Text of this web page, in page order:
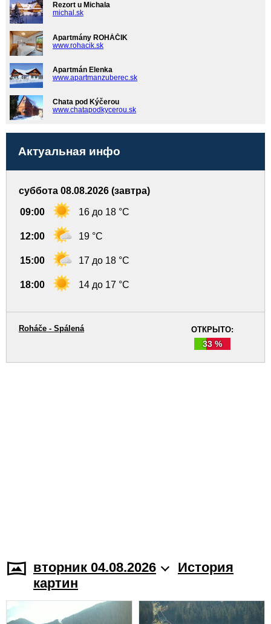
Rezort u Michala
michal.sk
Apartmány ROHÁČIK
www.rohacik.sk
Apartmán Elenka
www.apartmanzuberec.sk
Chata pod Kýčerou
www.chatapodkycerou.sk
Актуальная инфо
суббота 08.08.2026 (завтра)
09:00 16 до 18 °C
12:00 19 °C
15:00 17 до 18 °C
18:00 14 до 17 °C
ОТКРЫТО:
33 %
Roháče - Spálená
вторник 04.08.2026
История
картин